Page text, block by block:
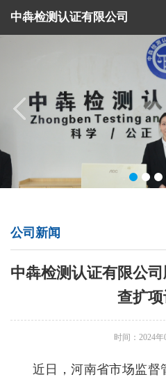
中犇检测认证有限公司
公司新闻
中犇检测认证有限公
查扩
时间：2024年
近日，河南省市场监督